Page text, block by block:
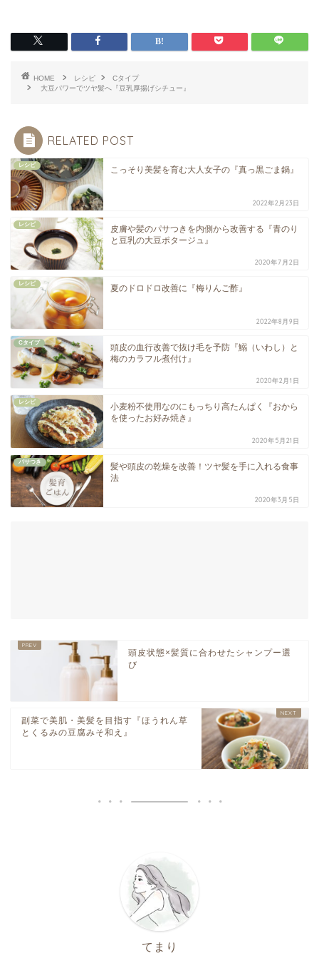
HOME レシピ
Cタイプ
大豆パワーでツヤ髪へ『豆乳厚揚げシチュー』
RELATED POST
レシピ こっそり美髪を育む大人女子の『真っ黒ごま鍋』
2022年2月23日
レシピ
皮膚や髪のパサつきを内側から改善する『青のり
と豆乳の大豆ポタージュ』
2020年7月2日
レシピ 夏のドロドロ改善に『梅りんご酢』
2022年8月9日
Cタイプ
頭皮の血行改善で抜け毛を予防『鰯（いわし）と
梅のカラフル煮付け』
2020年2月1日
レシピ
小麦粉不使用なのにもっちり高たんぱく『おから
を使ったお好み焼き』
2020年5月21日
パサつき
髪や頭皮の乾燥を改善！ツヤ髪を手に入れる食事
法
2020年3月5日
頭皮状態×髪質に合わせたシャンプー選
び
副菜で美肌・美髪を目指す『ほうれん草
とくるみの豆腐みそ和え』
てまり